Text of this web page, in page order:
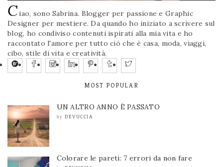
Ciao, sono Sabrina. Blogger per passione e Graphic
Designer per mestiere. Da quando ho iniziato a scrivere sul
blog, ho condiviso contenuti ispirati alla mia vita e ho
raccontato l'amore per tutto ciò che è casa, moda, viaggi,
cibo, stile di vita e creatività.
MOST POPULAR
UN ALTRO ANNO È PASSATO
by DEVUCCIA
Colorare le pareti: 7 errori da non fare